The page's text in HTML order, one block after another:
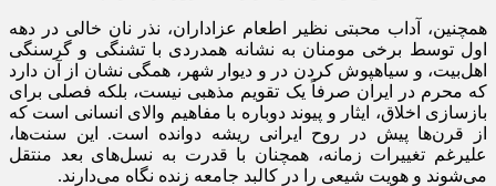
همچنین، آداب محبتی نظیر اطعام عزاداران، نذر نان خالی در دهه
اول توسط برخی مومنان به نشانه همدردی با تشنگی و گرسنگی
اهل‌بیت، و سیاهپوش کردن در و دیوار شهر، همگی نشان از آن دارد
که محرم در ایران صرفاً یک تقویم مذهبی نیست، بلکه فصلی برای
بازسازی اخلاق، ایثار و پیوند دوباره با مفاهیم والای انسانی است که
از قرن‌ها پیش در روح ایرانی ریشه دوانده است. این سنت‌ها،
علیرغم تغییرات زمانه، همچنان با قدرت به نسل‌های بعد منتقل
می‌شوند و هویت شیعی را در کالبد جامعه زنده نگاه می‌دارند.